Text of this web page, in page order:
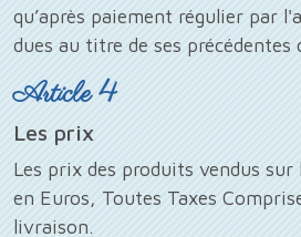
qu’après paiement régulier par
dues au titre de ses précédentes
Article 4
Les prix
Les prix des produits vendus
en Euros, Toutes Taxes
livraison.